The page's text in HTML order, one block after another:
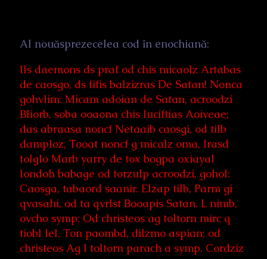
Al nouăsprezecelea cod în enochiană:
Ils daemons ds praf od chis micaolz Artabas
de caosgo, ds fifis balzizras De Satan! Nonca
gohvlim: Micam adoian de Satan, acroodzi
Bliorb, soba ooaona chis luciftias Aoiveae;
das abraasa noncf Netaaib caosgi, od tilb
damploz, Tooat noncf g micalz oma, lrasd
tolglo Marb yarry de tox bogpa oxiayal
londoh babage od torzulp acroodzi, gohol:
Caosga, tabaord saanir. Elzap tilb, Parm gi
qvasahi, od ta qvrlst Booapis Satan. L nimb,
ovcho symp; Od christeos ag toltorn mirc q
tiobl lel. Ton paombd, dilzmo aspian; od
christeos Ag l toltorn parach a symp. Cordziz